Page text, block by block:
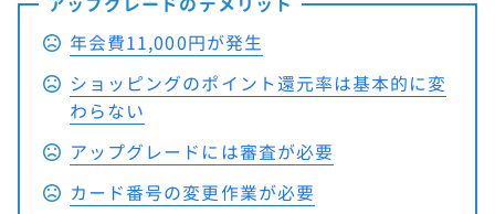
アップグレードのデメリット
年会費11,000円が発生
ショッピングのポイント還元率は基本的に変
わらない
アップグレードには審査が必要
カード番号の変更作業が必要